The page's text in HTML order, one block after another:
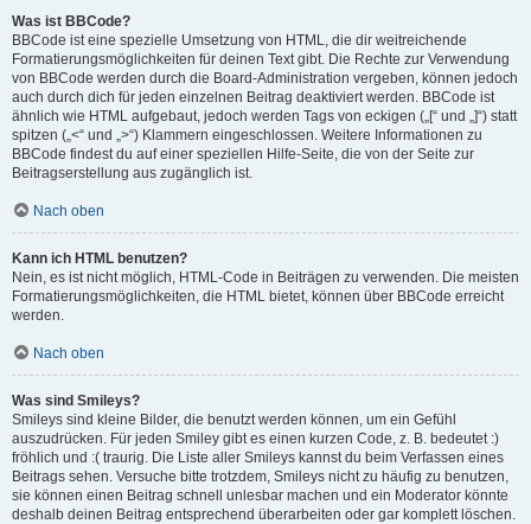
Was ist BBCode?
BBCode ist eine spezielle Umsetzung von HTML, die dir weitreichende
Formatierungsmöglichkeiten für deinen Text gibt. Die Rechte zur Verwendung
von BBCode werden durch die Board-Administration vergeben, können jedoch
auch durch dich für jeden einzelnen Beitrag deaktiviert werden. BBCode ist
ähnlich wie HTML aufgebaut, jedoch werden Tags von eckigen („[“ und „]“) statt
spitzen („<“ und „>“) Klammern eingeschlossen. Weitere Informationen zu
BBCode findest du auf einer speziellen Hilfe-Seite, die von der Seite zur
Beitragserstellung aus zugänglich ist.
Nach oben
Kann ich HTML benutzen?
Nein, es ist nicht möglich, HTML-Code in Beiträgen zu verwenden. Die meisten
Formatierungsmöglichkeiten, die HTML bietet, können über BBCode erreicht
werden.
Nach oben
Was sind Smileys?
Smileys sind kleine Bilder, die benutzt werden können, um ein Gefühl
auszudrücken. Für jeden Smiley gibt es einen kurzen Code, z. B. bedeutet :)
fröhlich und :( traurig. Die Liste aller Smileys kannst du beim Verfassen eines
Beitrags sehen. Versuche bitte trotzdem, Smileys nicht zu häufig zu benutzen,
sie können einen Beitrag schnell unlesbar machen und ein Moderator könnte
deshalb deinen Beitrag entsprechend überarbeiten oder gar komplett löschen.